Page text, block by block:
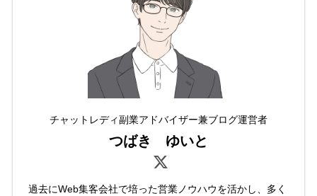
チャットレディ副業アドバイザー兼ブログ運営者
つばき ゆいと
過去にWeb集客会社で培った営業ノウハウを活かし、多く